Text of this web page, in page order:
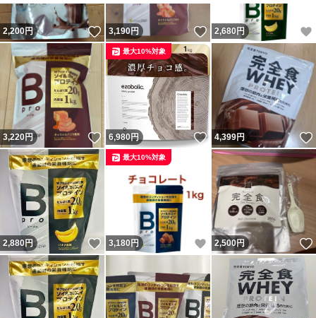
まれに溶け残りが見られますが品質には影響ありません。
■原材料に使用しているアレルギー表示（28品目中）
乳成分・大豆
商品名ビープロ プロテイン
名称粉末たんぱく含有食品
風味チョコレート風味
内容量1kg
2,200円 いいね！
3,190円 いいね！
2,680 円
3,220円 いいね！
6,980円 いいね！
最大10%対象
4,399円
2,880円 いいね！
3,180 円 いいね！
最大10%対象
2,500円